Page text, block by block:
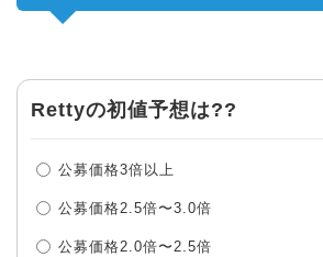
Rettyの初値予想は??
公募価格3倍以上
公募価格2.5倍〜3.0倍
公募価格2.0倍〜2.5倍